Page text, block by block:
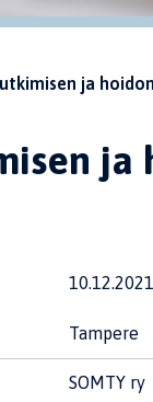
ja
ja
10.12.2021
Tampere
SOMTY ry